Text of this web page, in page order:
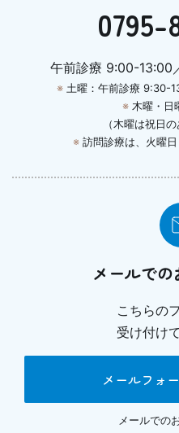
0795-
午前診療 9:00-13:00
※土曜：午前診療 9:30-
※ 木曜・日
（木曜は祝日
※訪問診療は、火曜
メールで
こちらの
受け付け
メールフォ
メールでの